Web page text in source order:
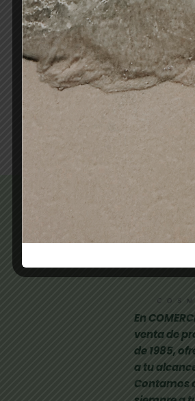
LIMA PULIDOR-
ABRILLANTADOR 4
1,90€ 1,26€
Añadir al carrito
En
venta de
de 1985,
a tu
Contamos